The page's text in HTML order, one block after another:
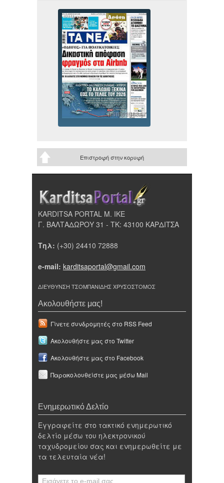
Επιστροφή στην κορυφή
KARDITSA PORTAL Μ. ΙΚΕ
Γ. ΒΑΛΤΑΔΩΡΟΥ 31 - ΤΚ: 43100 ΚΑΡΔΙΤΣΑ
Τηλ: (+30) 24410 72888
e-mail: karditsaportal@gmail.com
ΔΙΕΥΘΥΝΣΗ ΤΣΟΜΠΑΝΙΔΗΣ ΧΡΥΣΟΣΤΟΜΟΣ
Ακολουθήστε μας!
Γίνετε συνδρομητές στο RSS Feed
Ακολουθήστε μας στο Twitter
Ακολουθήστε μας στο Facebook
Παρακολουθείστε μας μέσω Mail
Ενημερωτικό Δελτίο
Εγγραφείτε στο τακτικό ενημερωτικό
δελτίο μέσω του ηλεκτρονικού
ταχυδρομείου σας και ενημερωθείτε με
τα τελευταία νέα!